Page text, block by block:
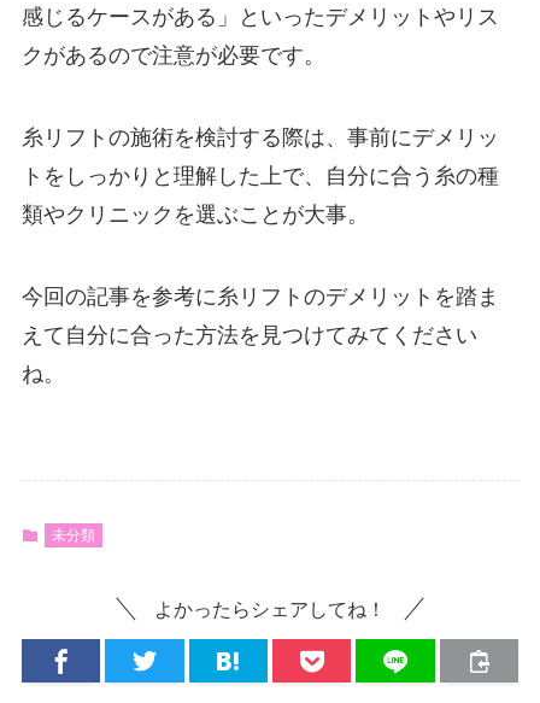
感じるケースがある」といったデメリットやリス
クがあるので注意が必要です。
糸リフトの施術を検討する際は、事前にデメリッ
トをしっかりと理解した上で、自分に合う糸の種
類やクリニックを選ぶことが大事。
今回の記事を参考に糸リフトのデメリットを踏ま
えて自分に合った方法を見つけてみてください
ね。
未分類
よかったらシェアしてね！